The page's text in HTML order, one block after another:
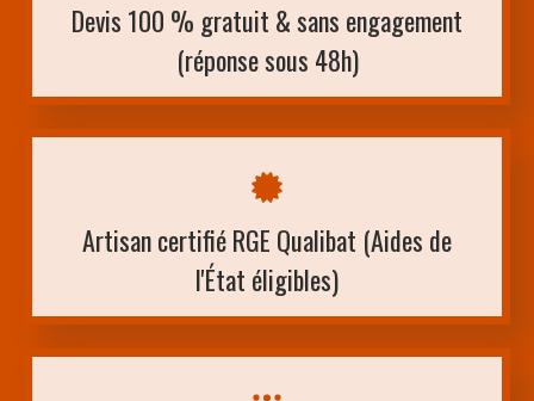
Devis 100 % gratuit & sans engagement
(réponse sous 48h)
Artisan certifié RGE Qualibat (Aides de
l'État éligibles)